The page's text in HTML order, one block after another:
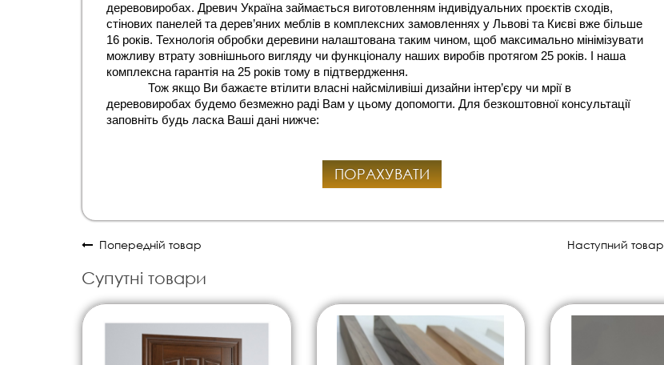
деревовиробах. Древич Україна займається виготовленням індивідуальних проєктів сходів,
стінових панелей та дерев’яних меблів в комплексних замовленнях у Львові та Києві вже більше
16 років. Технологія обробки деревини налаштована таким чином, щоб максимально мінімізувати
можливу втрату зовнішнього вигляду чи функціоналу наших виробів протягом 25 років. І наша
комплексна гарантія на 25 років тому в підтвердження.
Тож якщо Ви бажаєте втілити власні найсміливіші дизайни інтер’єру чи мрії в
деревовиробах будемо безмежно раді Вам у цьому допомогти. Для безкоштовної консультації
заповніть будь ласка Ваші дані нижче:
ПОРАХУВАТИ
Попередній товар Наступний товар
Супутні товари